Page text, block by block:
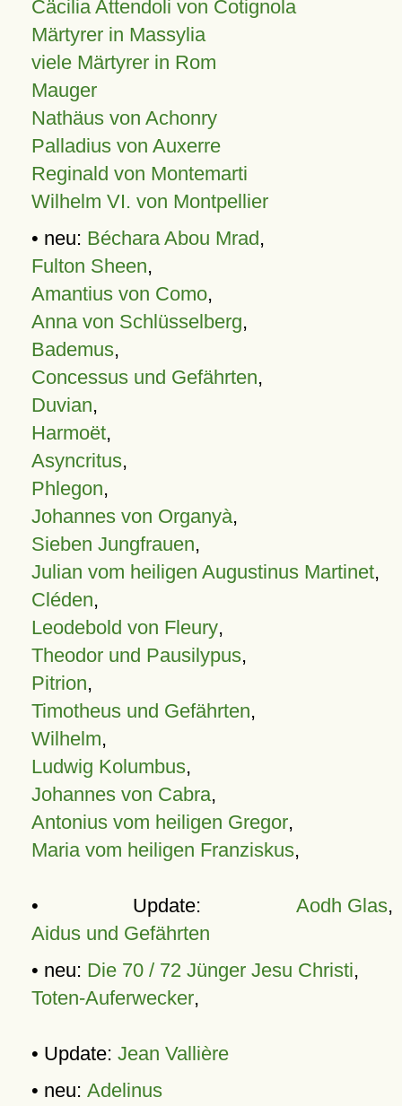
Cäcilia Attendoli von Cotignola
Märtyrer in Massylia
viele Märtyrer in Rom
Mauger
Nathäus von Achonry
Palladius von Auxerre
Reginald von Montemarti
Wilhelm VI. von Montpellier
• neu: Béchara Abou Mrad,
Fulton Sheen,
Amantius von Como,
Anna von Schlüsselberg,
Bademus,
Concessus und Gefährten,
Duvian,
Harmoët,
Asyncritus,
Phlegon,
Johannes von Organyà,
Sieben Jungfrauen,
Julian vom heiligen Augustinus Martinet,
Cléden,
Leodebold von Fleury,
Theodor und Pausilypus,
Pitrion,
Timotheus und Gefährten,
Wilhelm,
Ludwig Kolumbus,
Johannes von Cabra,
Antonius vom heiligen Gregor,
Maria vom heiligen Franziskus,
• Update: Aodh Glas,
Aidus und Gefährten
• neu: Die 70 / 72 Jünger Jesu Christi,
Toten-Auferwecker,
• Update: Jean Vallière
• neu: Adelinus